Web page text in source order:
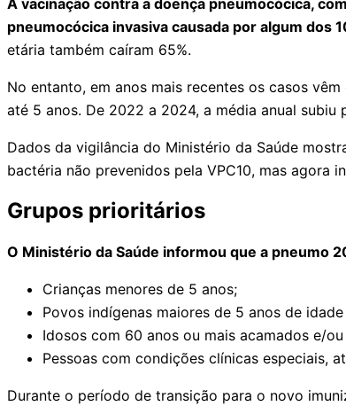
pneumocócica invasiva causada por algum dos
etária também caíram 65%.
No entanto, em anos mais recentes os casos
até 5 anos. De 2022 a 2024, a média anual subiu
Dados da vigilância do Ministério da Saúde
bactéria não prevenidos pela VPC10, mas agora
Grupos prioritários
O Ministério da Saúde informou que a pneumo
Crianças menores de 5 anos;
Povos indígenas maiores de 5 anos de
Idosos com 60 anos ou mais acamados e/
Pessoas com condições clínicas especiais,
Durante o período de transição para o novo